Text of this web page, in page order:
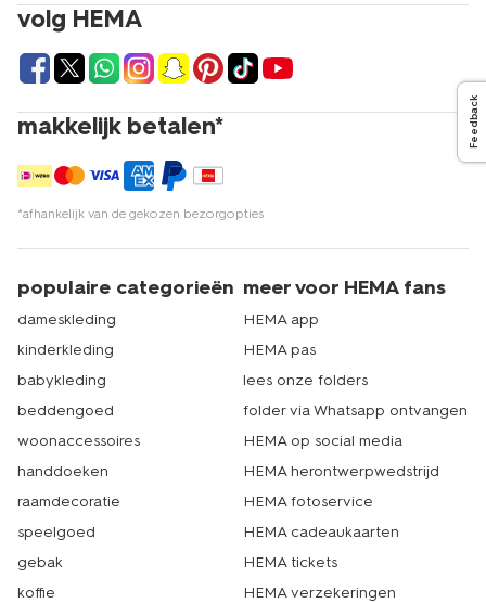
volg HEMA
makkelijk betalen*
*afhankelijk van de gekozen bezorgopties
populaire categorieën
dameskleding
kinderkleding
babykleding
beddengoed
woonaccessoires
handdoeken
raamdecoratie
speelgoed
gebak
koffie
meer voor HEMA fans
HEMA app
HEMA pas
lees onze folders
folder via Whatsapp ontvangen
HEMA op social media
HEMA herontwerpwedstrijd
HEMA fotoservice
HEMA cadeaukaarten
HEMA tickets
HEMA verzekeringen
Feedback